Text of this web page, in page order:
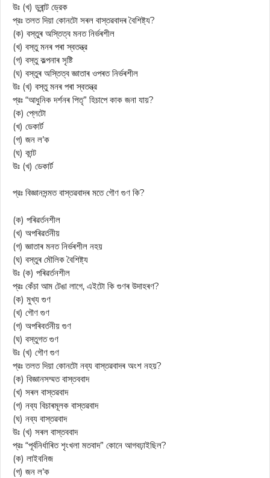
উঃ (খ) ডুৰান্ট ড্রেক
প্রঃ তলত দিয়া কোনটো সৰল বাস্তৱবাদৰ বৈশিষ্ট্য?
(ক) বস্তুৰ অস্তিত্ব মনত নিৰ্ভৰশীল
(খ) বস্তু মনৰ পৰা স্বতন্ত্র
(গ) বস্তু কল্পনাৰ সৃষ্টি
(ঘ) বস্তুৰ অস্তিত্ব জ্ঞাতাৰ ওপৰত নিৰ্ভৰশীল
উঃ (খ) বস্তু মনৰ পৰা স্বতন্ত্র
প্রঃ “আধুনিক দর্শনৰ পিতৃ” হিচাপে কাক জনা যায়?
(ক) প্লেটো
(খ) ডেকার্ট
(গ) জন ল’ক
(ঘ) কান্ট
উঃ (খ) ডেকার্ট
প্রঃ বিজ্ঞানসন্মত বাস্তৱবাদৰ মতে গৌণ গুণ কি?
(ক) পৰিৱৰ্তনশীল
(খ) অপৰিৱৰ্তনীয়
(গ) জ্ঞাতাৰ মনত নিৰ্ভৰশীল নহয়
(ঘ) বস্তুৰ মৌলিক বৈশিষ্ট্য
উঃ (ক) পৰিৱৰ্তনশীল
প্রঃ কেঁচা আম টেঙা লাগে, এইটো কি গুণৰ উদাহৰণ?
(ক) মুখ্য গুণ
(খ) গৌণ গুণ
(গ) অপৰিবৰ্তনীয় গুণ
(ঘ) বস্তুগত গুণ
উঃ (খ) গৌণ গুণ
প্রঃ তলত দিয়া কোনটো নব্য বাস্তৱবাদৰ অংশ নহয়?
(ক) বিজ্ঞানসম্মত বাস্তববাদ
(খ) সৰল বাস্তৱবাদ
(গ) নব্য বিচাৰমূলক বাস্তৱবাদ
(ঘ) নব্য বাস্তৱবাদ
উঃ (খ) সৰল বাস্তববাদ
প্রঃ “পূর্বনির্ধাৰিত শৃংখলা মতবাদ” কোনে আগবঢ়াইছিল?
(ক) লাইবনিজ
(গ) জন ল’ক